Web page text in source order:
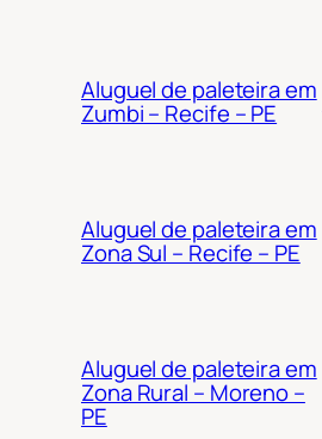
Aluguel de paleteira em
Zumbi – Recife – PE
Aluguel de paleteira em
Zona Sul – Recife – PE
Aluguel de paleteira em
Zona Rural – Moreno –
PE